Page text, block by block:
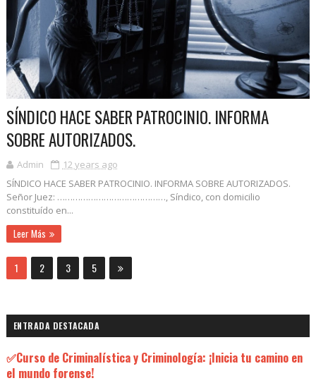
SÍNDICO HACE SABER PATROCINIO. INFORMA
SOBRE AUTORIZADOS.
Admin
12 years ago
SÍNDICO HACE SABER PATROCINIO. INFORMA SOBRE AUTORIZADOS.
Señor Juez: ……………………………………, Síndico, con domicilio
constituído en...
Leer Más
1 2 3 5
ENTRADA DESTACADA
✅Curso de Criminalística y Criminología: ¡Inicia tu camino en
el mundo forense!